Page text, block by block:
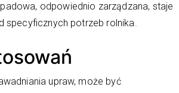
odpowiednio zarządzana, staje
specyficznych potrzeb rolnika.
upraw, może być